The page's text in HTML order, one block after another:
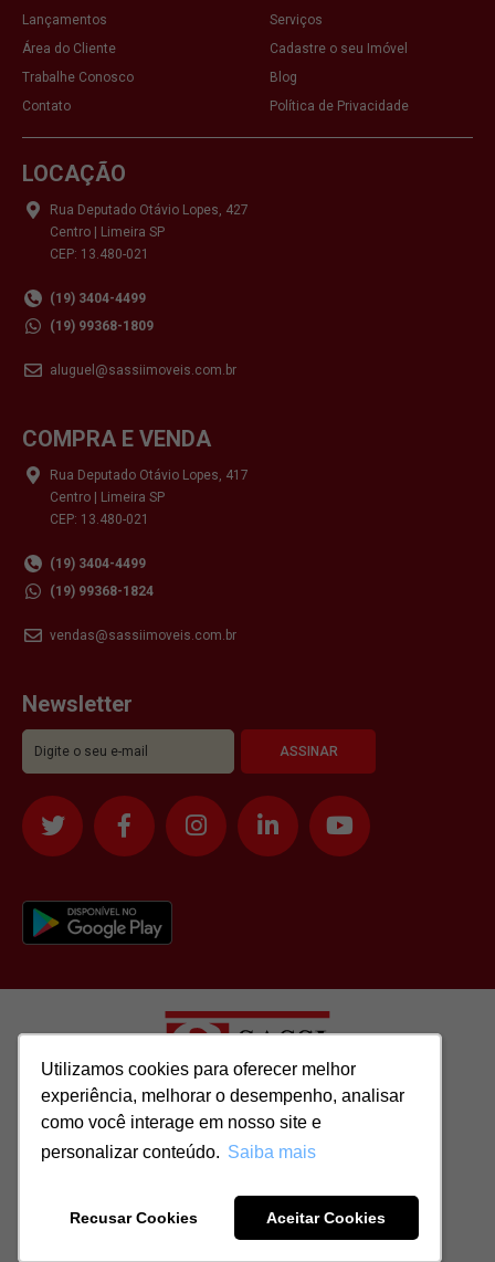
Utilizamos cookies para oferecer melhor
experiência, melhorar o desempenho, analisar
como você interage em nosso site e
personalizar conteúdo. Saiba mais
Recusar Cookies Aceitar Cookies
Utilizamos cookies para oferecer melhor
experiência, melhorar o desempenho, analisar
como você interage em nosso site e
personalizar conteúdo. Saiba mais
Recusar Cookies Aceitar Cookies
Lançamentos
Serviços
Área do Cliente
Cadastre o seu Imóvel
Trabalhe Conosco
Blog
Contato
Política de Privacidade
LOCAÇÃO
Rua Deputado Otávio Lopes, 427
Centro | Limeira SP
CEP: 13.480-021
(19) 3404-4499
(19) 99368-1809
aluguel@sassiimoveis.com.br
COMPRA E VENDA
Rua Deputado Otávio Lopes, 417
Centro | Limeira SP
CEP: 13.480-021
(19) 3404-4499
(19) 99368-1824
vendas@sassiimoveis.com.br
Newsletter
Todos os direitos reservados para: SASSI IMÓVEIS LTDA | CNPJ:
51.417.293/0001-48 | CRECI: J-04970/1